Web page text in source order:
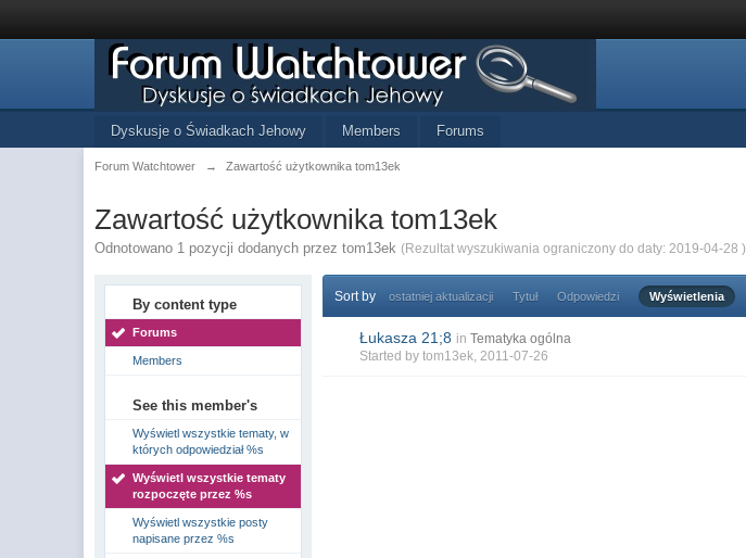
Dyskusje o Świadkach Jehowy Members Forums
Forum Watchtower → Zawartość użytkownika tom13ek
Zawartość użytkownika tom13ek
Odnotowano 1 pozycji dodanych przez tom13ek (Rezultat wyszukiwania ograniczony do daty: 2019-04-28 )
By content type
Forums
Members
See this member's
Wyświetl wszystkie tematy, w
których odpowiedział %s
Wyświetl wszystkie tematy
rozpoczęte przez %s
Wyświetl wszystkie posty
napisane przez %s
Sort by ostatniej aktualizacji Tytuł Odpowiedzi Wyświetlenia
Łukasza 21;8 in Tematyka ogólna
Started bytom13ek, 2011-07-26